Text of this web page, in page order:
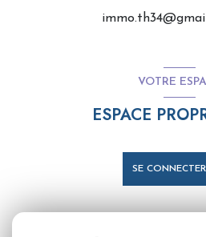
VOTRE
ESPACE
SE CONNECTER